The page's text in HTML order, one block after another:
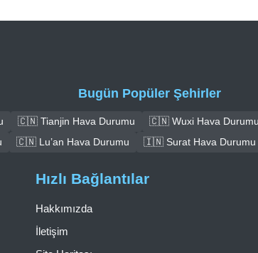
Bugün Popüler Şehirler
🇨🇳 Tianjin Hava Durumu 🇨🇳 Wuxi Hava Durumu
🇨🇳 Lu’an Hava Durumu 🇮🇳 Surat Hava Durumu
Hızlı Bağlantılar
Hakkımızda
İletişim